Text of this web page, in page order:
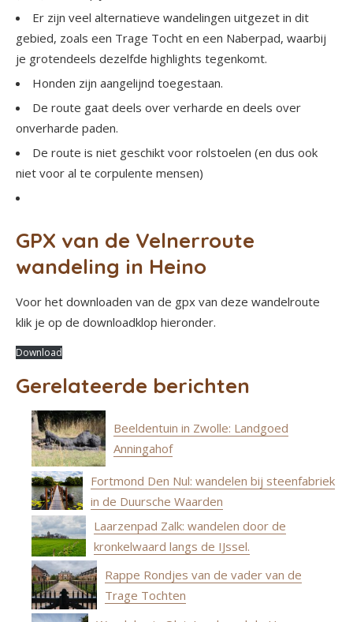
Er zijn veel alternatieve wandelingen uitgezet in dit
gebied, zoals een Trage Tocht en een Naberpad, waarbij
je grotendeels dezelfde highlights tegenkomt.
Honden zijn aangelijnd toegestaan.
De route gaat deels over verharde en deels over
onverharde paden.
De route is niet geschikt voor rolstoelen (en dus ook
niet voor al te corpulente mensen)
GPX van de Velnerroute
wandeling in Heino
Voor het downloaden van de gpx van deze wandelroute
klik je op de downloadklop hieronder.
Download
Gerelateerde berichten
Beeldentuin in Zwolle: Landgoed
Anningahof
Fortmond Den Nul: wandelen bij steenfabriek
in de Duursche Waarden
Laarzenpad Zalk: wandelen door de
kronkelwaard langs de IJssel.
Rappe Rondjes van de vader van de
Trage Tochten